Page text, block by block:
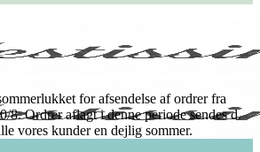
for afsendelse af ordrer fra
8. Ordrer aflagt i denne periode sendes d.
vores kunder en dejlig sommer.